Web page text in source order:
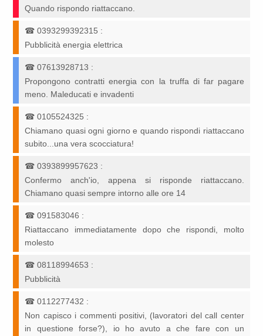
Quando rispondo riattaccano.
☎0393299392315 :
Pubblicità energia elettrica
☎07613928713 :
Propongono contratti energia con la truffa di far pagare
meno. Maleducati e invadenti
☎0105524325 :
Chiamano quasi ogni giorno e quando rispondi riattaccano
subito...una vera scocciatura!
☎0393899957623 :
Confermo anch'io, appena si risponde riattaccano.
Chiamano quasi sempre intorno alle ore 14
☎091583046 :
Riattaccano immediatamente dopo che rispondi, molto
molesto
☎08118994653 :
Pubblicità
☎0112277432 :
Non capisco i commenti positivi, (lavoratori del call center
in questione forse?), io ho avuto a che fare con un